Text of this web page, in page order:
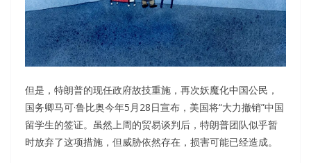
但是，特朗普的现任政府故技重施，再次妖魔化中国公民，
国务卿马可·鲁比奥今年5月28日宣布，美国将“大力撤销”中国
留学生的签证。虽然上周的贸易谈判后，特朗普团队似乎暂
时放弃了这项措施，但威胁依然存在，损害可能已经造成。